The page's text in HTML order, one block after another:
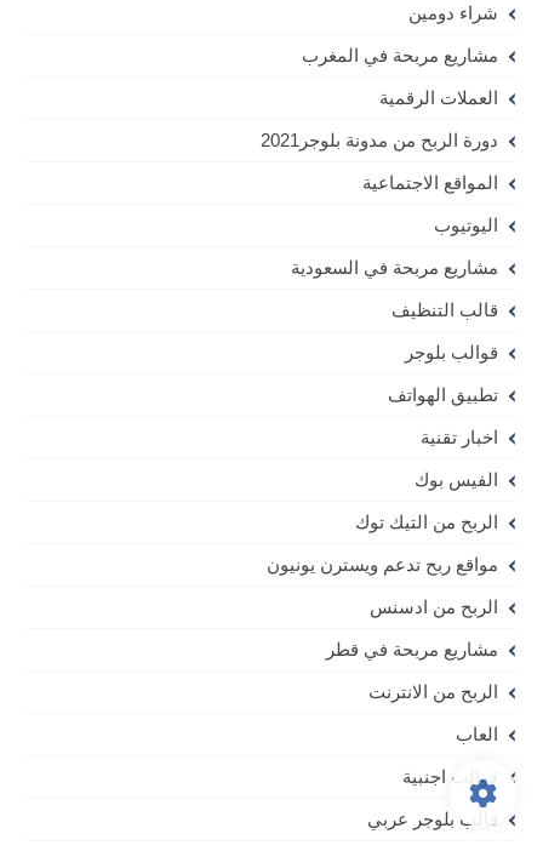
شراء دومين
مشاريع مربحة في المغرب
العملات الرقمية
دورة الربح من مدونة بلوجر2021
المواقع الاجتماعية
اليوتيوب
مشاريع مربحة في السعودية
قالب التنظيف
قوالب بلوجر
تطبيق الهواتف
اخبار تقنية
الفيس بوك
الربح من التيك توك
مواقع ربح تدعم ويسترن يونيون
الربح من ادسنس
مشاريع مربحة في قطر
الربح من الانترنت
العاب
قوالب اجنبية
قالب بلوجر عربي